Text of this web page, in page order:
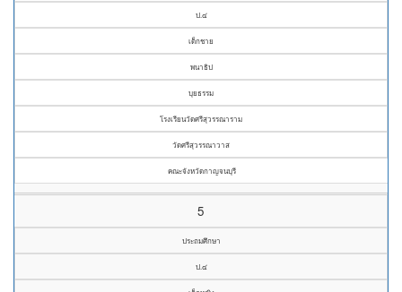
ป.๔
เด็กชาย
พนาธิป
บุยธรรม
โรงเรียนวัดศรีสุวรรณาราม
วัดศรีสุวรรณาวาส
คณะจังหวัดกาญจนบุรี
5
ประถมศึกษา
ป.๔